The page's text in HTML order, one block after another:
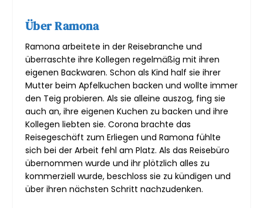
Über Ramona
Ramona arbeitete in der Reisebranche und
überraschte ihre Kollegen regelmäßig mit ihren
eigenen Backwaren. Schon als Kind half sie ihrer
Mutter beim Apfelkuchen backen und wollte immer
den Teig probieren. Als sie alleine auszog, fing sie
auch an, ihre eigenen Kuchen zu backen und ihre
Kollegen liebten sie. Corona brachte das
Reisegeschäft zum Erliegen und Ramona fühlte
sich bei der Arbeit fehl am Platz. Als das Reisebüro
übernommen wurde und ihr plötzlich alles zu
kommerziell wurde, beschloss sie zu kündigen und
über ihren nächsten Schritt nachzudenken.